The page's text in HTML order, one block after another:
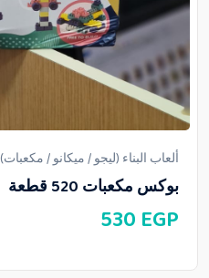
ألعاب البناء (ليجو / ميكانو / مكعبات)
بوكس مكعبات 520 قطعة
530 EGP